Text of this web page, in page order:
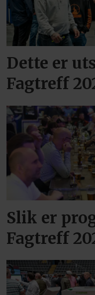
Dette er
Fagtreff
Slik er
Fagtreff